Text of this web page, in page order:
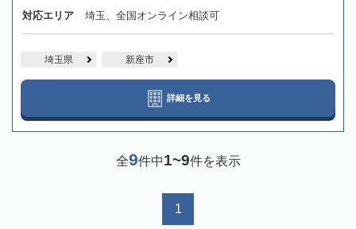
対応エリア 埼玉、全国オンライン相談可
埼玉県 新座市
詳細を見る
全9件中1~9件を表示
1